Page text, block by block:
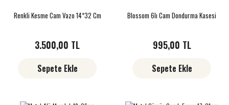
Renkli Kesme Cam Vazo 14*32 Cm
3.500,00 TL
Sepete Ekle
Blossom 6lı Cam Dondurma Kasesi
995,00 TL
Sepete Ekle